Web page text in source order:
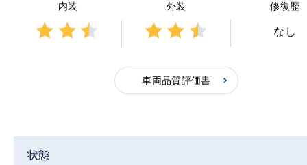
内装 外装
2.5点
の評
修復歴
なし
車両品質評価書
状態